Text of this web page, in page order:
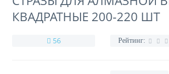
КВАДРАТНЫЕ 200-220 ШТ
56 Рейтинг: